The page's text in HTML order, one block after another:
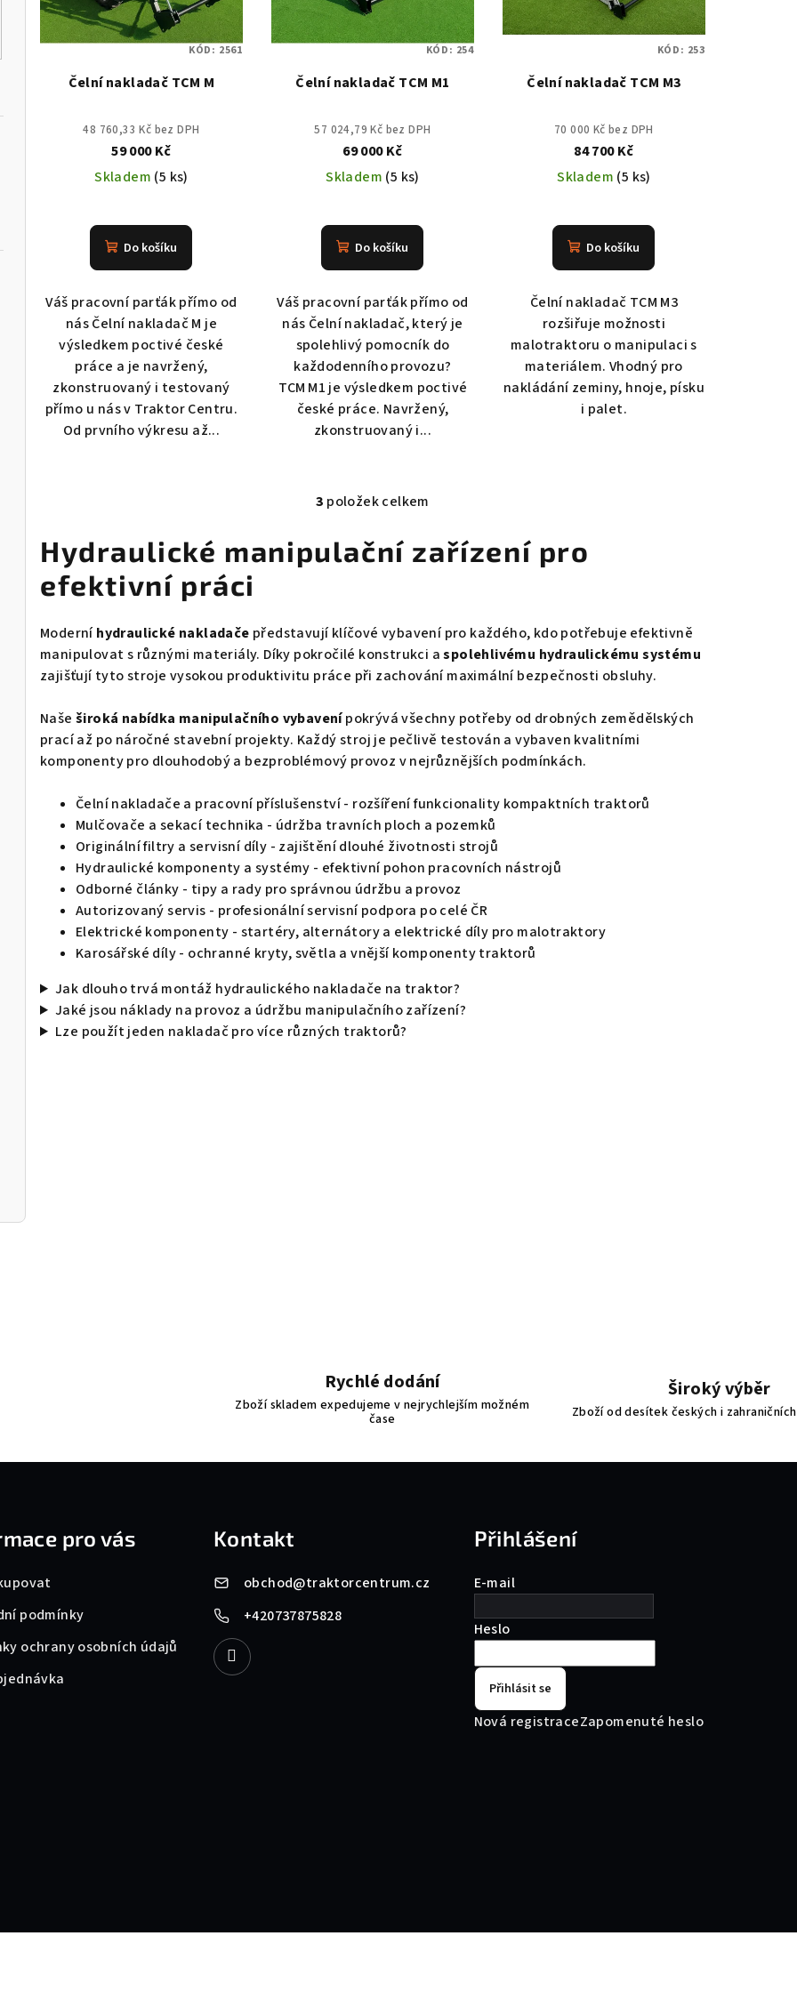
r
s
ů
Čelní nakladač TCM M
48 760,33 Kč bez DPH
59 000 Kč
Skladem (5 ks)
Do košíku
Váš pracovní parťák přímo od
nás Čelní nakladač M je
výsledkem poctivé české
práce a je navržený,
zkonstruovaný i testovaný
přímo u nás v Traktor Centru.
Od prvního výkresu až...
KÓD: 2561
Čelní nakladač TCM M1
57 024,79 Kč bez DPH
69 000 Kč
Skladem (5 ks)
Do košíku
Váš pracovní parťák přímo od
nás Čelní nakladač, který je
spolehlivý pomocník do
každodenního provozu?
TCM M1 je výsledkem poctivé
české práce. Navržený,
zkonstruovaný i...
KÓD: 254
Čelní nakladač TCM M3
70 000 Kč bez DPH
84 700 Kč
Skladem (5 ks)
Do košíku
Čelní nakladač TCM M3
rozšiřuje možnosti
malotraktoru o manipulaci s
materiálem. Vhodný pro
nakládání zeminy, hnoje, písku
i palet.
KÓD: 253
O
v
l
a
c
í
p
r
v
y
v
ý
p
i
s
u
3 položek celkem
Hydraulické manipulační zařízení pro
efektivní práci
Moderníhydraulické nakladače představují klíčové vybavení pro každého, kdo potřebuje efektivně
manipulovat s různými materiály. Díky pokročilé konstrukci aspolehlivému hydraulickému systému
zajišťují tyto stroje vysokou produktivitu práce při zachování maximální bezpečnosti obsluhy.
Naše široká nabídka manipulačního vybavenípokrývá všechny potřeby od drobných zemědělských
prací až po náročné stavební projekty. Každý stroj je pečlivě testován a vybaven kvalitními
komponenty pro dlouhodobý a bezproblémový provoz v nejrůznějších podmínkách.
Čelní nakladače a pracovní příslušenství - rozšíření funkcionality kompaktních traktorů
Mulčovače a sekací technika - údržba travních ploch a pozemků
Originální filtry a servisní díly - zajištění dlouhé životnosti strojů
Hydraulické komponenty a systémy - efektivní pohon pracovních nástrojů
Odborné články - tipy a rady pro správnou údržbu a provoz
Autorizovaný servis - profesionální servisní podpora po celé ČR
Elektrické komponenty - startéry, alternátory a elektrické díly pro malotraktory
Karosářské díly- ochranné kryty, světla a vnější komponenty traktorů
Jak dlouho trvá montáž hydraulického nakladače na traktor?
Jaké jsou náklady na provoz a údržbu manipulačního zařízení?
Lze použít jeden nakladač pro více různých traktorů?
Rychlé dodání
Zboží skladem expedujeme v nejrychlejším možném
čase
Široký výběr
Zboží od desítek českých i
pro vás
podmínky
ochrany osobních údajů
Kontakt
obchod@traktorcentrum.cz
+420737875828
Přihlášení
E-mail
Heslo
Přihlásit se
Nová registraceZapomenuté heslo